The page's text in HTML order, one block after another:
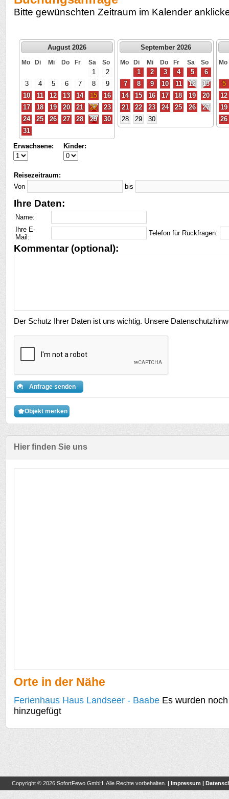
Bitte gewünschten Zeitraum im Kalender
August 2026
Mo Di Mi Do Fr Sa So
1
2
3
4 5 6 7 8
9
10
11 12 13 14 15
16
17
18 19 20 21 22
23
24
25 26 27 28 29
30
31
September 2026
Mo Di Mi Do Fr Sa So
1 2 3 4 5
6
7
8 9 10 11 12
13
14
15 16 17 18 19
20
21
22 23 24 25 26
27
28
29 30
Mo
5
12
19
26
Erwachsene: Kinder:
Reisezeitraum:
Von
bis
Ihre Daten:
Name:
Ihre E-
Mail:
Telefon für Rückfragen:
Kommentar (optional):
Der Schutz Ihrer Daten ist uns wichtig. Unsere
Anfrage senden
Objekt merken
Hier finden Sie uns
Orte in der Nähe
Ferienhaus Haus Landseer - Baabe Es wurden
hinzugefügt
Copyright © 2026 SofortFewo GmbH. Alle Rechte vorbehalten. | Impressum |